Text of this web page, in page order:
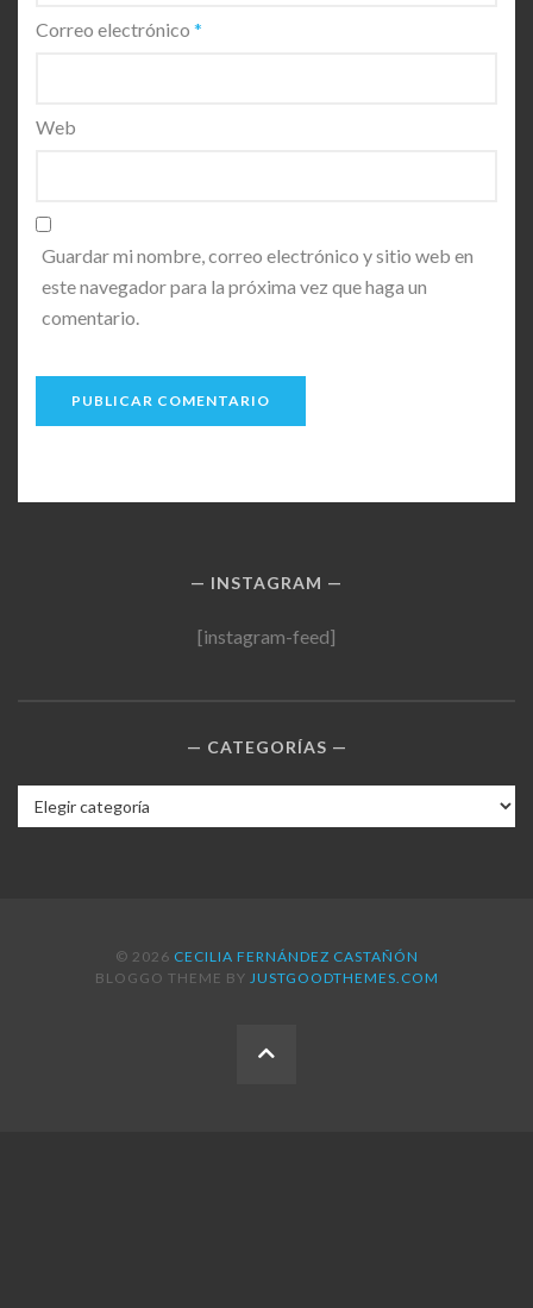
Correo electrónico *
Web
Guardar mi nombre, correo electrónico y sitio web en
este navegador para la próxima vez que haga un
comentario.
INSTAGRAM
[instagram-feed]
CATEGORÍAS
Categorías
© 2026 CECILIA FERNÁNDEZ CASTAÑÓN
BLOGGO THEME BY JUSTGOODTHEMES.COM
BACK